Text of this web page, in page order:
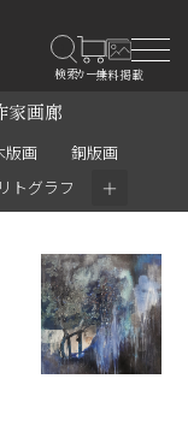
家画廊
版画
銅版画
リトグラフ ＋